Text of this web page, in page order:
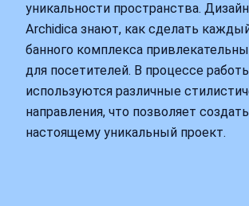
уникальности пространства.
Archidica знают, как сделать
банного комплекса
для посетителей. В процессе
используются различные
направления, что позволяет
настоящему уникальный проект.